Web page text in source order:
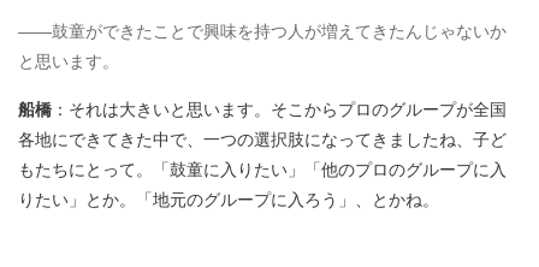
――鼓童ができたことで興味を持つ人が増えてきたんじゃないか
と思います。
船橋 ：それは大きいと思います。そこからプロのグループが全国
各地にできてきた中で、一つの選択肢になってきましたね、子ど
もたちにとって。「鼓童に入りたい」「他のプロのグループに入
りたい」とか。「地元のグループに入ろう」、とかね。